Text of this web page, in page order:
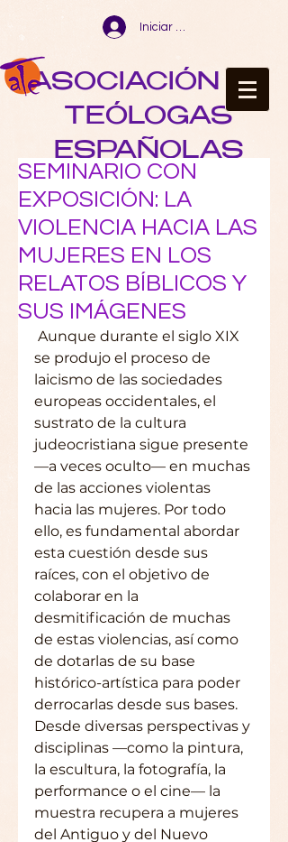
Iniciar sesión
ASOCIACIÓN DE
TEÓLOGAS
ESPAÑOLAS
SEMINARIO CON
EXPOSICIÓN: LA
VIOLENCIA HACIA LAS
MUJERES EN LOS
RELATOS BÍBLICOS Y
SUS IMÁGENES
Aunque durante el siglo XIX
se produjo el proceso de
laicismo de las sociedades
europeas occidentales, el
sustrato de la cultura
judeocristiana sigue presente
—a veces oculto— en muchas
de las acciones violentas
hacia las mujeres. Por todo
ello, es fundamental abordar
esta cuestión desde sus
raíces, con el objetivo de
colaborar en la
desmitificación de muchas
de estas violencias, así como
de dotarlas de su base
histórico-artística para poder
derrocarlas desde sus bases.
Desde diversas perspectivas y
disciplinas —como la pintura,
la escultura, la fotografía, la
performance o el cine— la
muestra recupera a mujeres
del Antiguo y del Nuevo